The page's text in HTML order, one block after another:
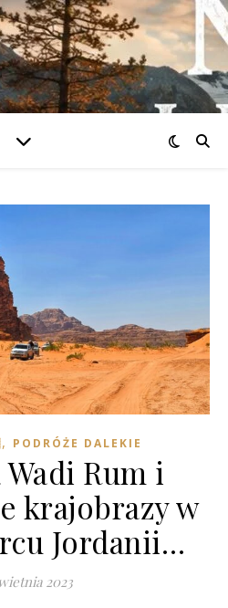
, PODRÓŻE DALEKIE
Rum i
krajobrazy w
Jordanii…
2023